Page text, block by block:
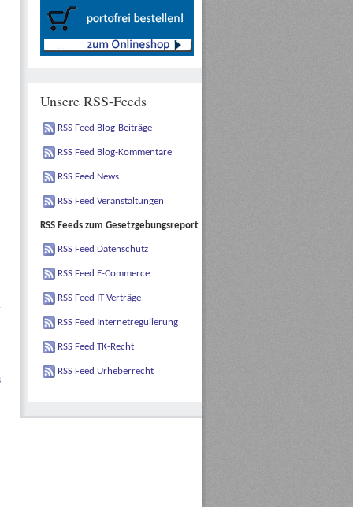
Unsere RSS-Feeds
RSS Feed Blog-Beiträge
RSS Feed Blog-Kommentare
RSS Feed News
RSS Feed Veranstaltungen
RSS Feeds zum Gesetzgebungsreport
RSS Feed Datenschutz
RSS Feed E-Commerce
RSS Feed IT-Verträge
RSS Feed Internetregulierung
RSS Feed TK-Recht
RSS Feed Urheberrecht